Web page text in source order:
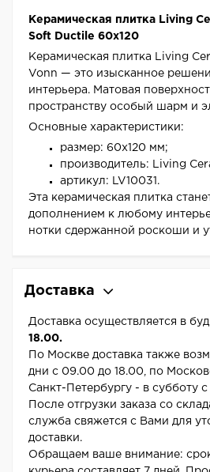
Керамическая плитка Living
Soft Ductile 60x120
Керамическая плитка Living
Vonn — это изысканное
интерьера. Матовая
пространству особый шарм и
Основные характеристики:
размер: 60x120 мм;
производитель: Living
артикул: LV10031.
Эта керамическая плитка
дополнением к любому
нотки сдержанной роскоши и
Доставка
Доставка осуществляется в
18.00.
По Москве доставка также
дни с 09.00 до 18.00, по
Санкт-Петербургу - в субботу
После отгрузки заказа со
служба свяжется с Вами для
доставки.
Обращаем ваше внимание: